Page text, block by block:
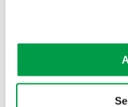
De
geen deel uitmaken
Staatssteun